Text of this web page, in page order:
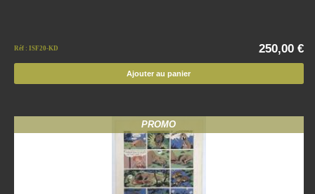
Réf : ISF20-KD 250,00 €
Ajouter au panier
PROMO